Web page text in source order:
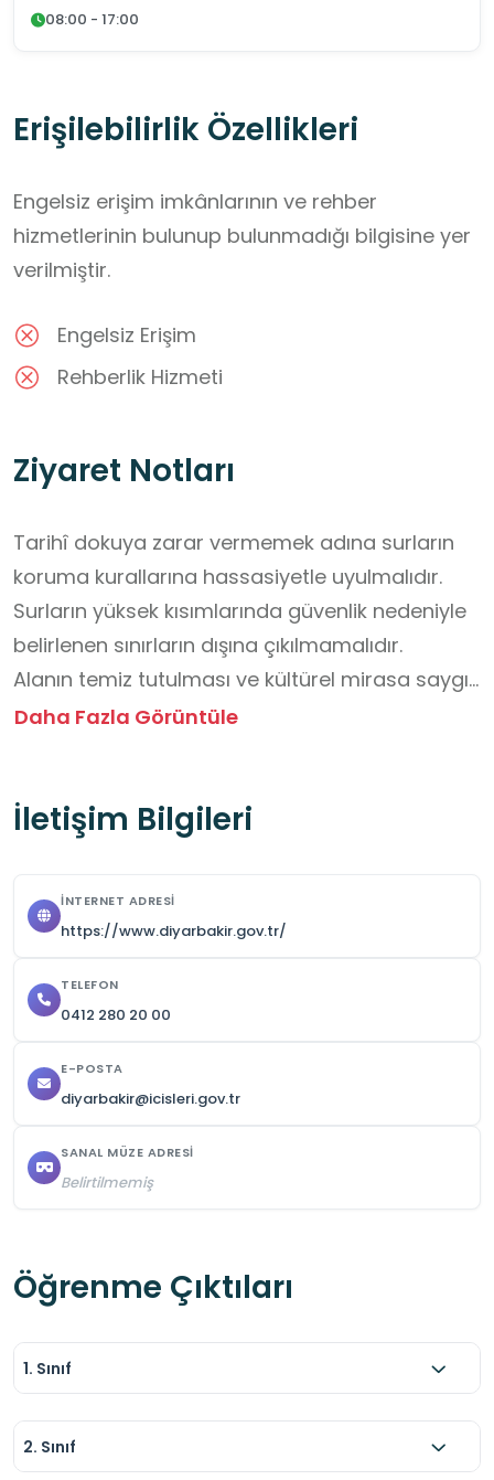
08:00 - 17:00
Erişilebilirlik Özellikleri
Engelsiz erişim imkânlarının ve rehber
hizmetlerinin bulunup bulunmadığı bilgisine yer
verilmiştir.
Engelsiz Erişim
Rehberlik Hizmeti
Ziyaret Notları
Tarihî dokuya zarar vermemek adına surların
koruma kurallarına hassasiyetle uyulmalıdır.
Surların yüksek kısımlarında güvenlik nedeniyle
belirlenen sınırların dışına çıkılmamalıdır.
Alanın temiz tutulması ve kültürel mirasa saygı
gösterilmesi esastır.
Randevu alınmalıdır.
Daha Fazla Görüntüle
İletişim Bilgileri
İNTERNET ADRESI
https://www.diyarbakir.gov.tr/
TELEFON
0412 280 20 00
E-POSTA
diyarbakir@icisleri.gov.tr
SANAL MÜZE ADRESI
Belirtilmemiş
Öğrenme Çıktıları
1. Sınıf
2. Sınıf